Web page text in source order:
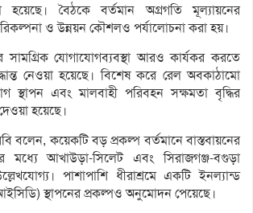
হয়েছে। বৈঠকে বর্তমান অগ্রগতি মূল্যায়নের
ও উন্নয়ন কৌশলও পর্যালোচনা করা হয়।
সামগ্রিক যোগাযোগব্যবস্থা আরও কার্যকর করতে
নেওয়া হয়েছে। বিশেষ করে রেল অবকাঠামো
স্থাপন এবং মালবাহী পরিবহন সক্ষমতা বৃদ্ধির
হয়েছে।
বলেন, কয়েকটি বড় প্রকল্প বর্তমানে বাস্তবায়নের
মধ্যে আখাউড়া-সিলেট এবং সিরাজগঞ্জ-বগুড়া
পাশাপাশি ধীরাশ্রমে একটি ইনল্যান্ড
স্থাপনের প্রকল্পও অনুমোদন পেয়েছে।